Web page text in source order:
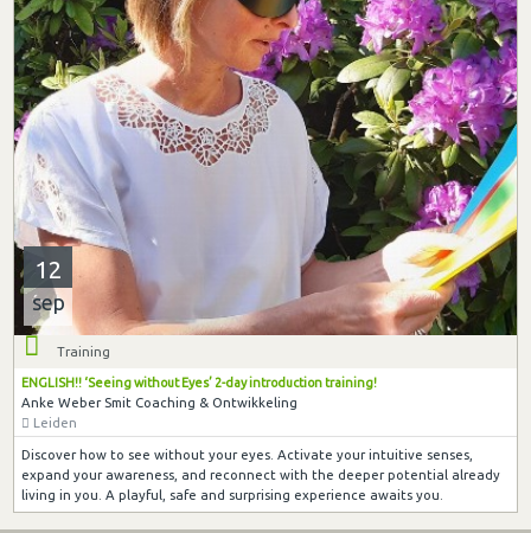
12
sep
Training
ENGLISH!! ‘Seeing without Eyes’ 2-day introduction training!
Anke Weber Smit Coaching & Ontwikkeling
Leiden
Discover how to see without your eyes. Activate your intuitive senses,
expand your awareness, and reconnect with the deeper potential already
living in you. A playful, safe and surprising experience awaits you.